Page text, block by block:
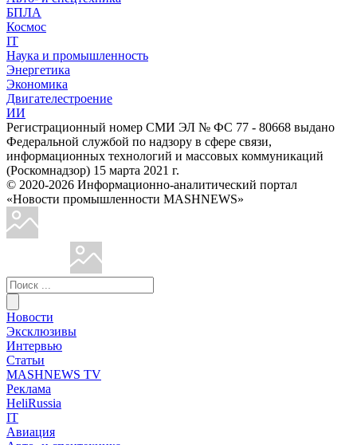
БПЛА
Космос
IT
Наука и промышленность
Энергетика
Экономика
Двигателестроение
ИИ
Регистрационный номер СМИ ЭЛ № ФС 77 - 80668 выдано
Федеральной службой по надзору в сфере связи,
информационных технологий и массовых коммуникаций
(Роскомнадзор) 15 марта 2021 г.
© 2020-2026 Информационно-аналитический портал
«Новости промышленности MASHNEWS»
Новости
Эксклюзивы
Интервью
Статьи
MASHNEWS TV
Реклама
HeliRussia
IT
Авиация